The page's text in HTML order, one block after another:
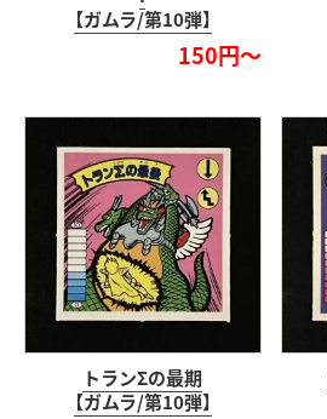
【ガムラ/第10弾】
150円～
トランΣの最期
【ガムラ/第10弾】